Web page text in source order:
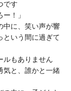
です
！」
中に、笑い声が響
という間に過ぎて
ルもありません
気と、誰かと一緒